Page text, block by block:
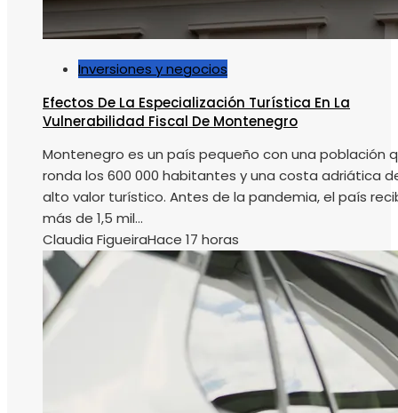
Inversiones y negocios
Efectos De La Especialización Turística En La
Vulnerabilidad Fiscal De Montenegro
Montenegro es un país pequeño con una población
ronda los 600 000 habitantes y una costa adriática
alto valor turístico. Antes de la pandemia, el país
más de 1,5 mil...
Claudia FigueiraHace 17 horas